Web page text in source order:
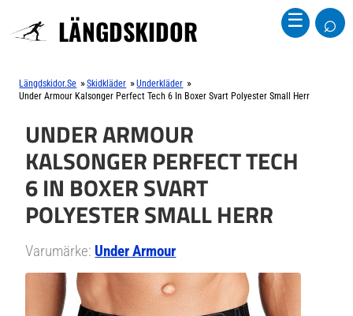
LÄNGDSKIDOR ☰ ⌕
Längdskidor.se »Skidkläder »Underkläder »
Under Armour Kalsonger Perfect Tech 6 In Boxer Svart Polyester Small Herr
UNDER ARMOUR
KALSONGER PERFECT TECH
6 IN BOXER SVART
POLYESTER SMALL HERR
Varumärke: Under Armour